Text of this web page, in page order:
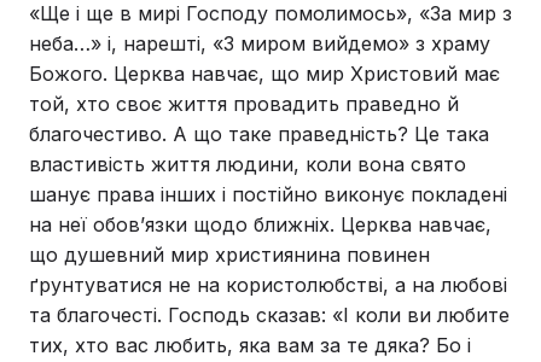
«Ще і ще в мирі Господу помолимось», «За мир з
неба…» і, нарешті, «З миром вийдемо» з храму
Божого. Церква навчає, що мир Христовий має
той, хто своє життя провадить праведно й
благочестиво. А що таке праведність? Це така
властивість життя людини, коли вона свято
шанує права інших і постійно виконує покладені
на неї обов’язки щодо ближніх. Церква навчає,
що душевний мир християнина повинен
ґрунтуватися не на користолюбстві, а на любові
та благочесті. Господь сказав: «І коли ви любите
тих, хто вас любить, яка вам за те дяка? Бо і